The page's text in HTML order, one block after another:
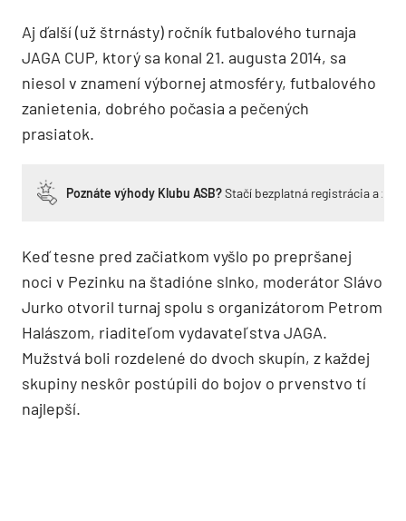
Aj ďalší (už štrnásty) ročník futbalového turnaja
JAGA CUP, ktorý sa konal 21. augusta 2014, sa
niesol v znamení výbornej atmosféry, futbalového
zanietenia, dobrého počasia a pečených
prasiatok.
Poznáte výhody Klubu ASB?Stačí bezplatná registrácia a
Keď tesne pred začiatkom vyšlo po prepršanej
noci v Pezinku na štadióne slnko, moderátor Slávo
Jurko otvoril turnaj spolu s organizátorom Petrom
Halászom, riaditeľom vydavateľstva JAGA.
Mužstvá boli rozdelené do dvoch skupín, z každej
skupiny neskôr postúpili do bojov o prvenstvo tí
najlepší.